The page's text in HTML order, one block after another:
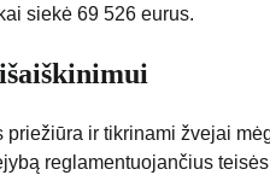
siekė 69 526 eurus.
ir tikrinami žvejai
reglamentuojančius